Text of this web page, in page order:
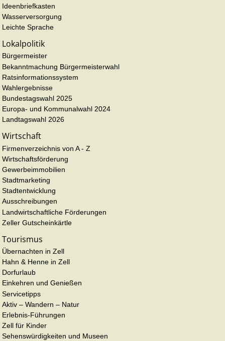
Ideenbriefkasten
Wasserversorgung
Leichte Sprache
Lokalpolitik
Bürgermeister
Bekanntmachung Bürgermeisterwahl
Ratsinformationssystem
Wahlergebnisse
Bundestagswahl 2025
Europa- und Kommunalwahl 2024
Landtagswahl 2026
Wirtschaft
Firmenverzeichnis von A - Z
Wirtschaftsförderung
Gewerbeimmobilien
Stadtmarketing
Stadtentwicklung
Ausschreibungen
Landwirtschaftliche Förderungen
Zeller Gutscheinkärtle
Tourismus
Übernachten in Zell
Hahn & Henne in Zell
Dorfurlaub
Einkehren und Genießen
Servicetipps
Aktiv – Wandern – Natur
Erlebnis-Führungen
Zell für Kinder
Sehenswürdigkeiten und Museen